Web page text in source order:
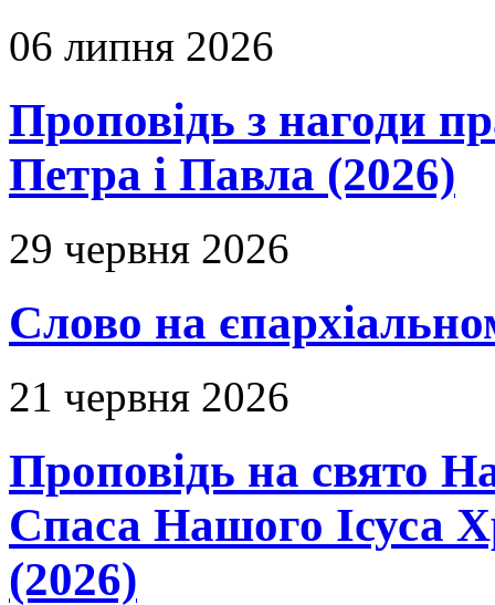
06 липня 2026
Проповідь з нагоди
Петра і Павла (2026)
29 червня 2026
Слово на
21 червня 2026
Проповідь на свято
Спаса Нашого Ісуса
(2026)